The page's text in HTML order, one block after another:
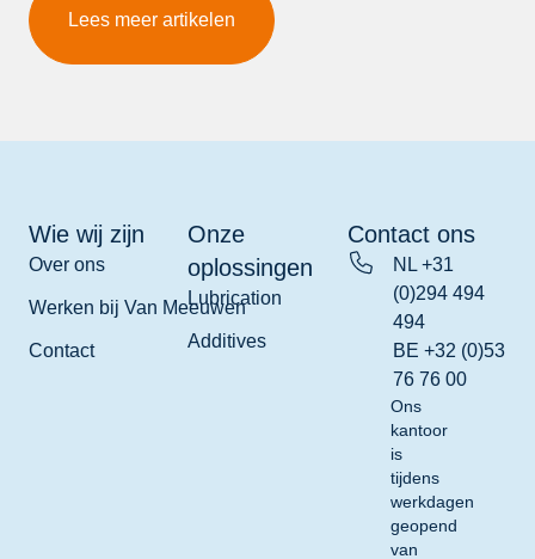
Lees meer artikelen
Wie wij zijn
Over ons
Werken bij Van Meeuwen
Contact
Onze
oplossingen
Lubrication
Additives
Contact ons
NL +31
(0)294 494
494
BE +32 (0)53
76 76 00
Ons
kantoor
is
tijdens
werkdagen
geopend
van